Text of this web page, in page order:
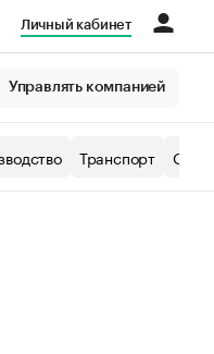
Личный кабинет
Управлять компанией
Транспорт